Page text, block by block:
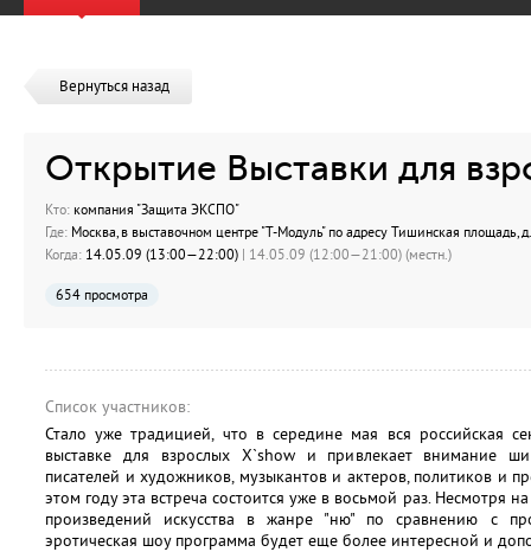
Вернуться назад
Открытие Выставки для
Кто: компания "Защита ЭКСПО"
Где: Москва, в выставочном центре "Т-Модуль" по адресу Тишинская площадь,
Когда: 14.05.09 (13:00—22:00) | 14.05.09 (12:00—21:00) (местн.)
654 просмотра
Список участников:
Стало уже традицией, что в середине мая вся российская
выставке для взрослых X`show и привлекает внимание
писателей и художников, музыкантов и актеров, политиков и
этом году эта встреча состоится уже в восьмой раз. Несмотря
произведений искусства в жанре "ню" по сравнению с
эротическая шоу программа будет еще более интересной и